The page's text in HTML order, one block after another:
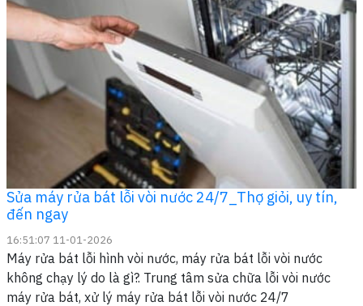
Sửa máy rửa bát lỗi vòi nước 24/7_Thợ giỏi, uy tín,
đến ngay
16:51:07 11-01-2026
Máy rửa bát lỗi hình vòi nước, máy rửa bát lỗi vòi nước
không chạy lý do là gì?. Trung tâm sửa chữa lỗi vòi nước
máy rửa bát, xử lý máy rửa bát lỗi vòi nước 24/7